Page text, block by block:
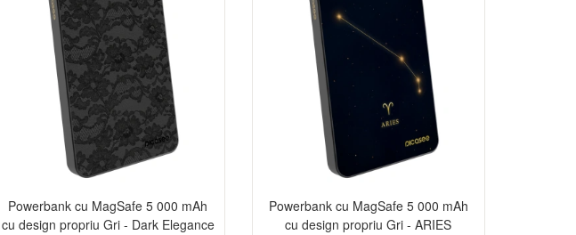
Powerbank cu MagSafe 5 000 mAh
cu design propriu Gri - Dark Elegance
Powerbank cu MagSafe 5 000 mAh
cu design propriu Gri - ARIES